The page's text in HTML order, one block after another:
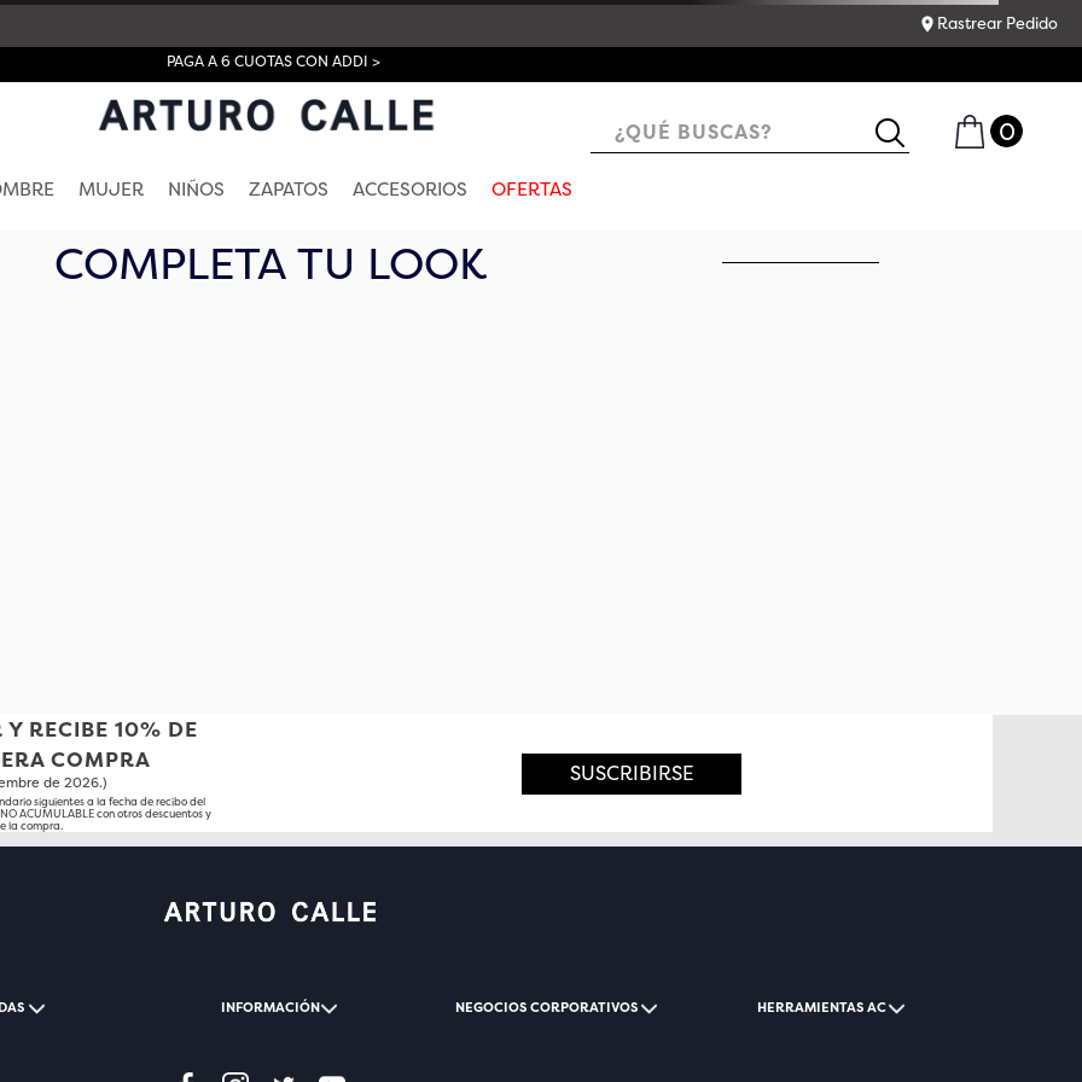
Rastrear Pedido
PAGA A 6 CUOTAS CON ADDI >
¿QUÉ BUSCAS?
MUJER NIÑOS ZAPATOS ACCESORIOS OFERTAS
COMPLETA TU LOOK
Y RECIBE 10% DE
COMPRA
de 2026.)
siguientes a la fecha de recibo del
ACUMULABLE con otros descuentos y
la compra.
SUSCRIBIRSE
INFORMACIÓN NEGOCIOS CORPORATIVOS HERRAMIENTAS AC